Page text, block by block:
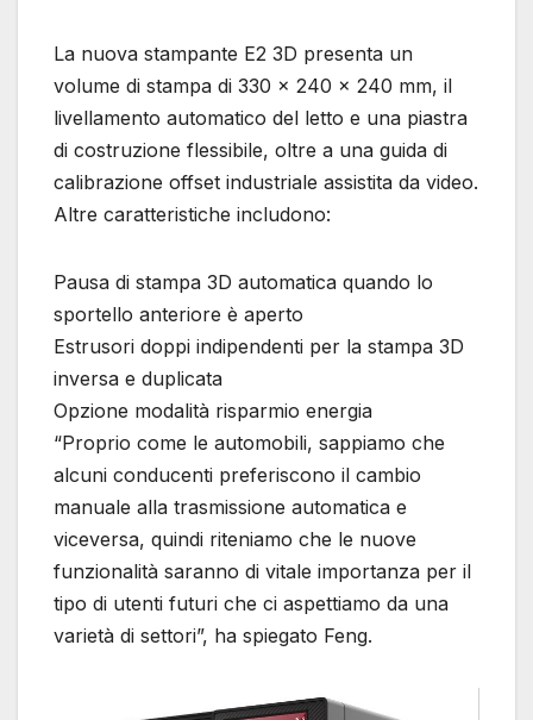
La nuova stampante E2 3D presenta un
volume di stampa di 330 x 240 x 240 mm, il
livellamento automatico del letto e una piastra
di costruzione flessibile, oltre a una guida di
calibrazione offset industriale assistita da video.
Altre caratteristiche includono:
Pausa di stampa 3D automatica quando lo
sportello anteriore è aperto
Estrusori doppi indipendenti per la stampa 3D
inversa e duplicata
Opzione modalità risparmio energia
“Proprio come le automobili, sappiamo che
alcuni conducenti preferiscono il cambio
manuale alla trasmissione automatica e
viceversa, quindi riteniamo che le nuove
funzionalità saranno di vitale importanza per il
tipo di utenti futuri che ci aspettiamo da una
varietà di settori”, ha spiegato Feng.